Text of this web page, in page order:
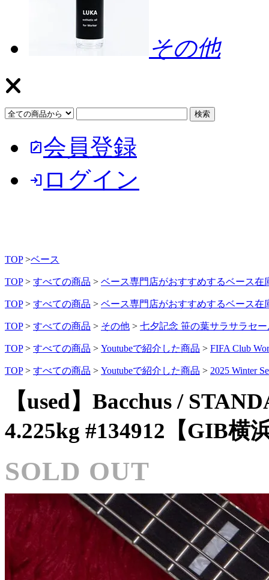
その他
note_alt会員登録
login ログイン
TOP >ベース
TOP > すべての商品 > ベース専門店がおすすめするベース在
TOP > すべての商品 > ベース専門店がおすすめするベース在
TOP > すべての商品 > その他 > 七夕記念 笹の葉サラサラセー
TOP > すべての商品 > Youtubeで紹介した商品 > FIFA Club
TOP > すべての商品 > Youtubeで紹介した商品 > 2025 Winter
【used】Bacchus /
4.225kg #134912【GIB横
SOLD OUT